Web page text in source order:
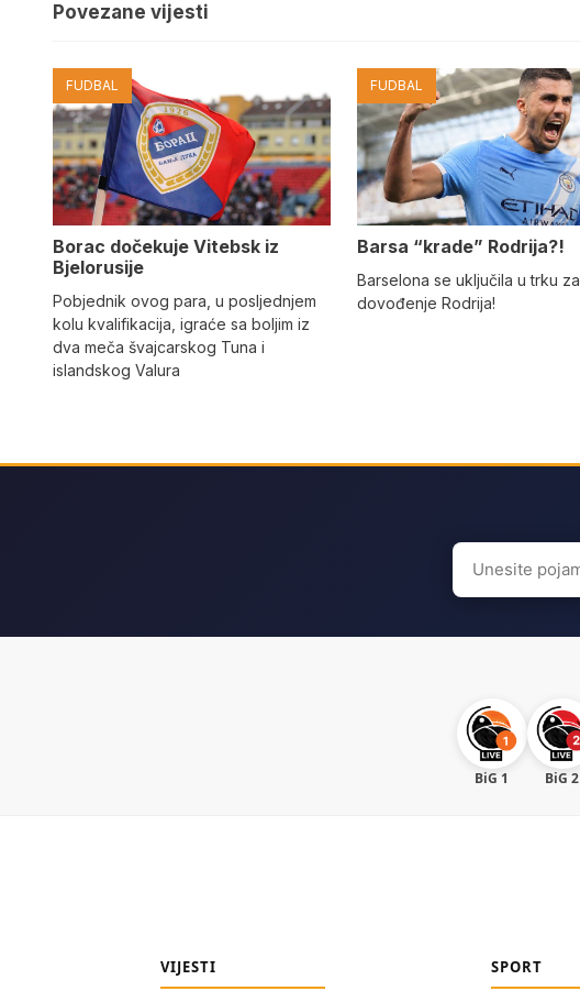
Povezane vijesti
FUDBAL
Borac dočekuje Vitebsk iz
Bjelorusije
Pobjednik ovog para, u posljednjem
kolu kvalifikacija, igraće sa boljim iz
dva meča švajcarskog Tuna i
islandskog Valura
FUDBAL
Barsa “krade” Rodrija?!
Barselona se uključila u trku za
dovođenje Rodrija!
Search
for:
BiG 1 BiG 2
VIJESTI SPORT